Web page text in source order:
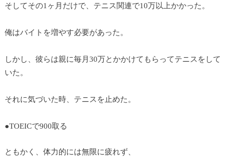
そしてその1ヶ月だけで、テニス関連で10万以上かかった。
俺はバイトを増やす必要があった。
しかし、彼らは親に毎月30万とかかけてもらってテニスをして
いた。
それに気づいた時、テニスを止めた。
●TOEICで900取る
ともかく、体力的には無限に疲れず、